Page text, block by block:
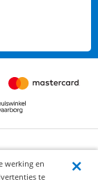
werking en
te